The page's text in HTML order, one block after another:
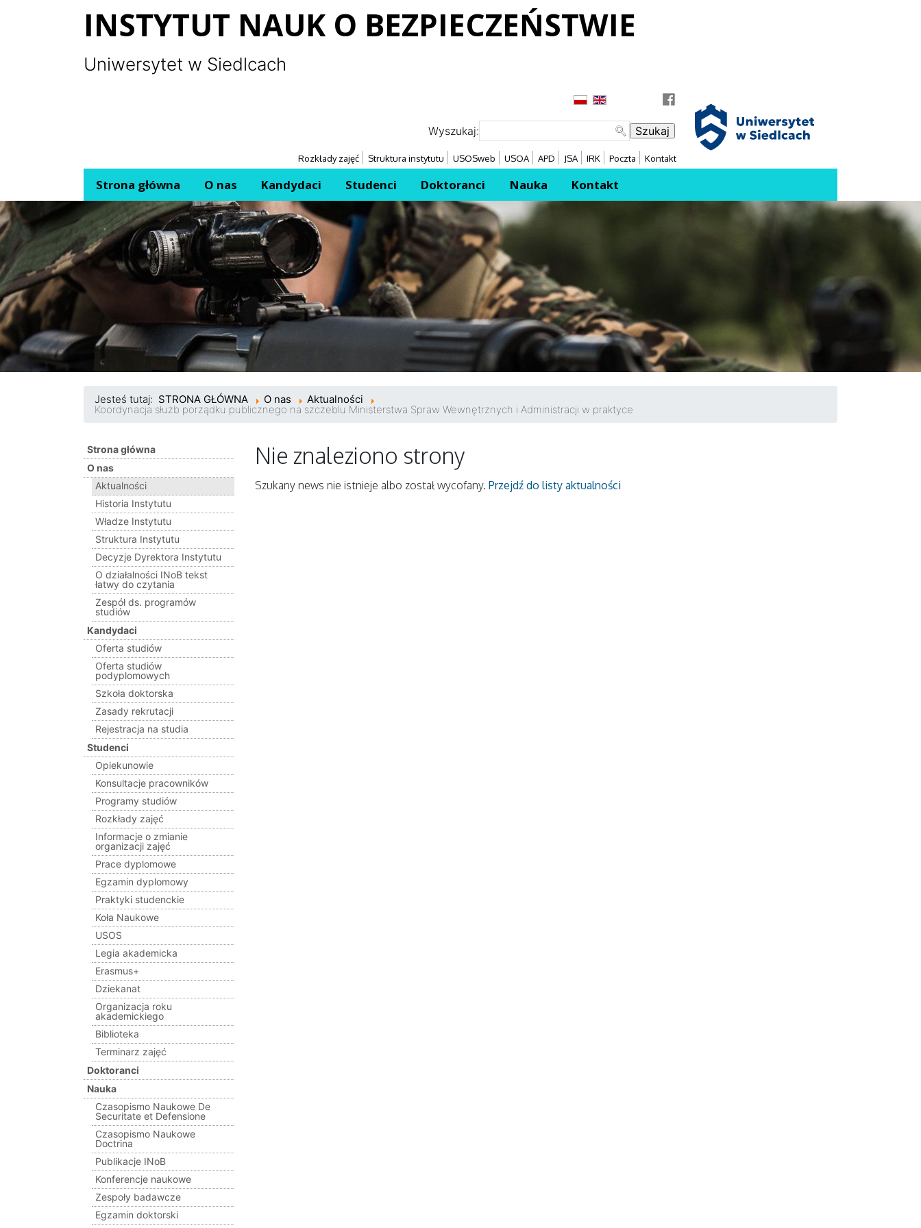
INSTYTUT NAUK O BEZPIECZEŃSTWIE
Uniwersytet w Siedlcach
Przejdź do Facebooka
Przejdź do Instagrama
Wyszukaj:
Rozkłady zajęć Struktura instytutu USOSweb USOA APD JSA IRK Poczta Kontakt
Strona główna O nas Kandydaci Studenci Doktoranci Nauka Kontakt
Jesteś tutaj: STRONA GŁÓWNA O nas Aktualności
Koordynacja służb porządku publicznego na szczeblu Ministerstwa Spraw Wewnętrznych i Administracji w praktyce
Strona główna
O nas
Aktualności
Historia Instytutu
Władze Instytutu
Struktura Instytutu
Decyzje Dyrektora Instytutu
O działalności INoB tekst
łatwy do czytania
Zespół ds. programów
studiów
Kandydaci
Oferta studiów
Oferta studiów
podyplomowych
Szkoła doktorska
Zasady rekrutacji
Rejestracja na studia
Studenci
Opiekunowie
Konsultacje pracowników
Programy studiów
Rozkłady zajęć
Informacje o zmianie
organizacji zajęć
Prace dyplomowe
Egzamin dyplomowy
Praktyki studenckie
Koła Naukowe
USOS
Legia akademicka
Erasmus+
Dziekanat
Organizacja roku
akademickiego
Biblioteka
Terminarz zajęć
Doktoranci
Nauka
Czasopismo Naukowe De
Securitate et Defensione
Czasopismo Naukowe
Doctrina
Publikacje INoB
Konferencje naukowe
Zespoły badawcze
Egzamin doktorski
Nie znaleziono strony
Szukany news nie istnieje albo został wycofany. Przejdź do listy aktualności